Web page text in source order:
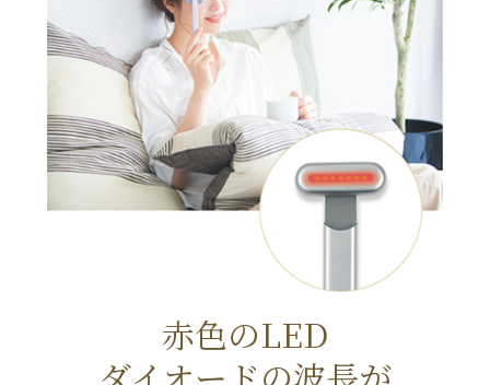
赤色のLED